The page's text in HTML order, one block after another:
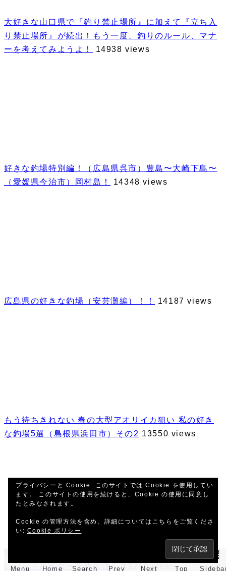
大好きな山口県で『釣り禁止場所』に加えて『立ち入
り禁止場所』が続出！もう一度、釣りのルール、マナ
ーを考えてみようよ！
14938 views
好きな釣場特別編！（広島県呉市）豊島〜大崎下島〜
（愛媛県今治市）岡村島！
14348 views
広島県の好きな釣場（安芸灘編）！！ 14187 views
もう待ちきれない 春の大型アオリイカ狙い 私の好き
な釣場5選（島根県浜田市）その2 13550 views
初心者必見！DA64Wエブリィワゴン用のお手軽お安
いロッドホルダー作成方法！ 13260 views
プライバシーと Cookie: このサイトでは Cookie を使用してい
ます。 このサイトの使用を続けると、Cookie の使用に同意し
たとみなされます。
Cookie の管理方法を含め、詳細についてはこちらをご覧くださ
い: Cookie ポリシー
Menu Home Search Prev Next Top